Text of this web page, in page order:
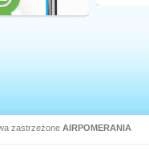
zastrzeżone AIRPOMERANIA